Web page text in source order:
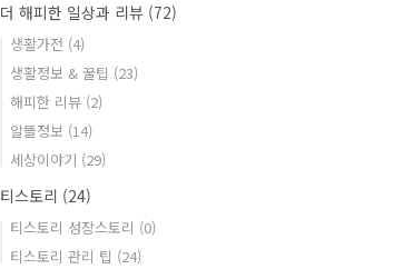
더 해피한 일상과 리뷰 (72)
생활가전 (4)
생활정보 & 꿀팁 (23)
해피한 리뷰 (2)
알뜰정보 (14)
세상이야기 (29)
티스토리 (24)
티스토리 성장스토리 (0)
티스토리 관리 팁 (24)